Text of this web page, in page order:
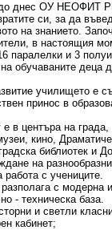
до днес ОУ НЕОФИТ
си, за да
на знанието.
в настоящия
паралелки и 3
обучаваните деца
училището е
принос в
в центъра на града,
кино,
библиотек и
на
с учениците.
с модерна и
- техническа база.
и светли
кабинет;